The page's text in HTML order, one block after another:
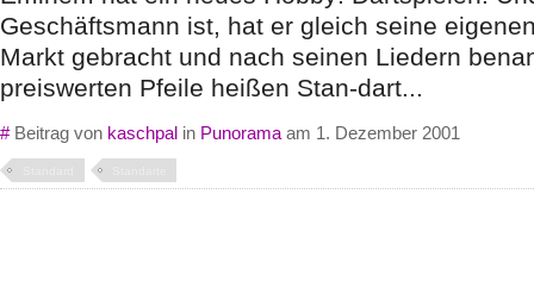
Geschäftsmann ist, hat er gleich seine
Markt gebracht und nach seinen Liedern
preiswerten Pfeile heißen Stan-dart...
#Beitrag von kaschpal in Punorama am 1. Dezember 2001